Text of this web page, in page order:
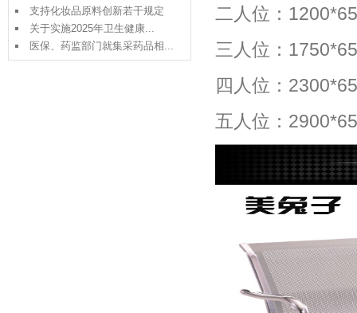
支持化妆品原料创新若干规定
关于实施2025年卫生健康...
医保、药监部门就集采药品相...
二人位：
三人位：
四人位：
五人位：